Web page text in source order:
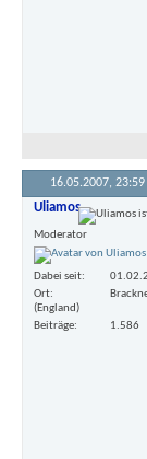
16.05.2007, 23:59
Uliamos
Moderator
Dabei seit
Ort
(England)
Beiträge
1.586